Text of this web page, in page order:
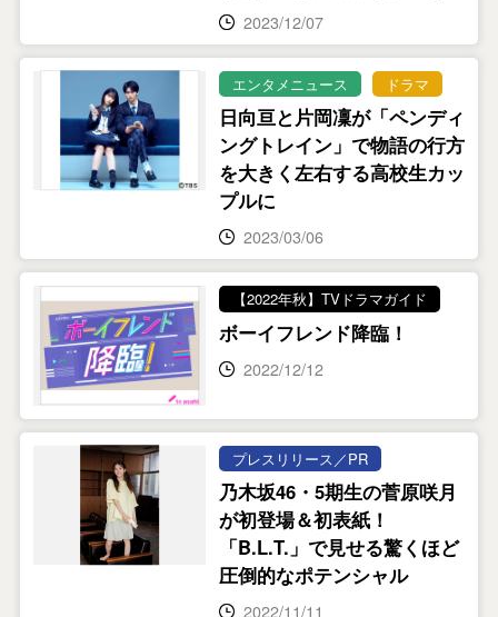
2023/12/07
エンタメニュース ドラマ
日向亘と片岡凜が「ペンディ
ングトレイン」で物語の行方
を大きく左右する高校生カッ
プルに
2023/03/06
【2022年秋】TVドラマガイド
ボーイフレンド降臨！
2022/12/12
プレスリリース／PR
乃木坂46・5期生の菅原咲月
が初登場＆初表紙！
「B.L.T.」で見せる驚くほど
圧倒的なポテンシャル
2022/11/11